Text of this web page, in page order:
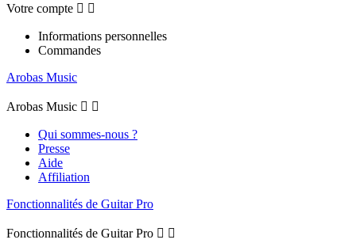
Votre compte  
Informations personnelles
Commandes
Arobas Music
Arobas Music  
Qui sommes-nous ?
Presse
Aide
Affiliation
Fonctionnalités de Guitar Pro
Fonctionnalités de Guitar Pro  